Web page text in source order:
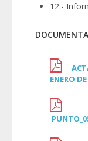
12.-
ENERO